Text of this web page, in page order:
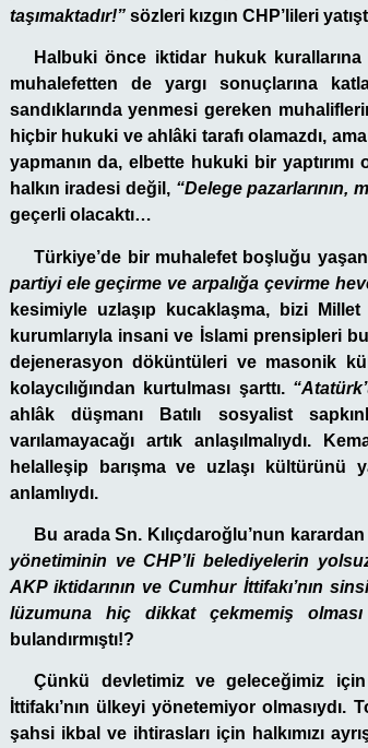
taşımaktadır!”sözleri kızgın CHP’lileri
Halbuki önce iktidar hukuk kurallarına
muhalefetten de yargı sonuçlarına
sandıklarında yenmesi gereken
hiçbir hukuki ve ahlâki tarafı olamazdı,
yapmanın da, elbette hukuki bir yaptırımı
halkın iradesi değil, “Delege pazarlarının,
geçerli olacaktı…
Türkiye’de bir muhalefet boşluğu
partiyi ele geçirme ve arpalığa çevirme
kesimiyle uzlaşıp kucaklaşma, bizi
kurumlarıyla insani ve İslami prensipleri
dejenerasyon döküntüleri ve masonik
kolaycılığından kurtulması şarttı.
ahlâk düşmanı Batılı sosyalist
varılamayacağı artık anlaşılmalıydı.
helalleşip barışma ve uzlaşı kültürünü
anlamlıydı.
Bu arada Sn. Kılıçdaroğlu’nun
yönetiminin ve CHP’li belediyelerin
AKP iktidarının ve Cumhur İttifakı’nın
lüzumuna hiç dikkat çekmemiş
bulandırmıştı!?
Çünkü devletimiz ve geleceğimiz
İttifakı’nın ülkeyi yönetemiyor
şahsi ikbal ve ihtirasları için halkımızı